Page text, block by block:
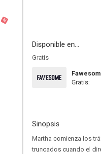
N
Disponible en...
Gratis
Gratis:
Sinopsis
Martha comienza los
truncados cuando el